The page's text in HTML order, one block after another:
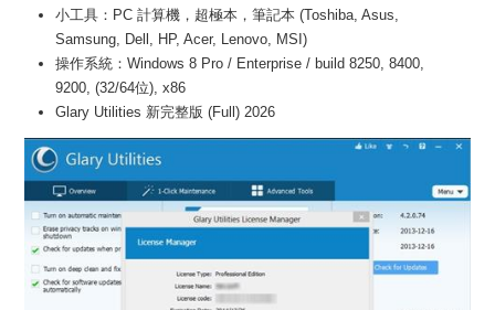
小工具：PC 計算機，超極本，筆記本 (Toshiba, Asus,
Samsung, Dell, HP, Acer, Lenovo, MSI)
操作系統：Windows 8 Pro / Enterprise / build 8250, 8400,
9200, (32/64位), x86
Glary Utilities 新完整版 (Full) 2026